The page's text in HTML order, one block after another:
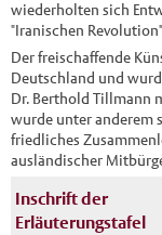
wiederholten sich
"Iranischen
Der freischaffende
Deutschland und
Dr. Berthold Tillmann
wurde unter anderem
friedliches
ausländischer
Inschrift der
Erläuterungstafel